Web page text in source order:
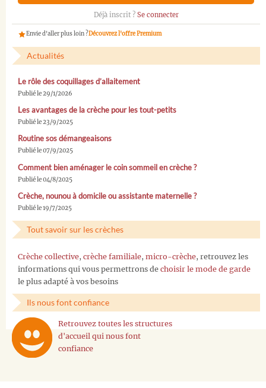
Déjà inscrit ? Se connecter
Envie d'aller plus loin ?Découvrez l'offre Premium
Actualités
Le rôle des coquillages d’allaitement
Publié le 29/1/2026
Les avantages de la crèche pour les tout-petits
Publié le 23/9/2025
Routine sos démangeaisons
Publié le 07/9/2025
Comment bien aménager le coin sommeil en crèche ?
Publié le 04/8/2025
Crèche, nounou à domicile ou assistante maternelle ?
Publié le 19/7/2025
Tout savoir sur les crèches
Crèche collective, crèche familiale, micro-crèche, retrouvez les
informations qui vous permettrons de choisir le mode de garde
le plus adapté à vos besoins
Ils nous font confiance
Retrouvez toutes les structures
d'accueil qui nous font
confiance